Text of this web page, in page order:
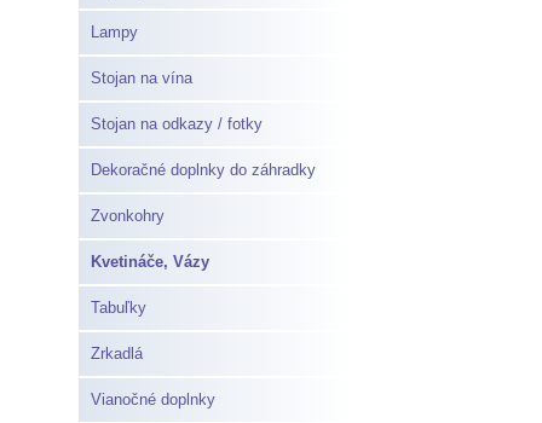
Lampy
Stojan na vína
Stojan na odkazy / fotky
Dekoračné doplnky do záhradky
Zvonkohry
Kvetináče, Vázy
Tabuľky
Zrkadlá
Vianočné doplnky